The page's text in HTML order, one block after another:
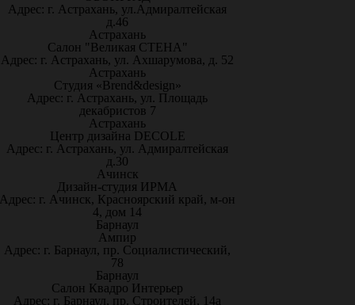
Адрес: г. Астрахань, ул.Адмиралтейская
д.46
Астрахань
Салон "Великая СТЕНА"
Адрес: г. Астрахань, ул. Ахшарумова, д. 52
Астрахань
Студия «Brend&design»
Адрес: г. Астрахань, ул. Площадь
декабристов 7
Астрахань
Центр дизайна DECOLE
Адрес: г. Астрахань, ул. Адмиралтейская
д.30
Ачинск
Дизайн-студия ИРМА
Адрес: г. Ачинск, Красноярский край, м-он
4, дом 14
Барнаул
Ампир
Адрес: г. Барнаул, пр. Социалистический,
78
Барнаул
Салон Квадро Интерьер
Адрес: г. Барнаул, пр. Строителей, 14а